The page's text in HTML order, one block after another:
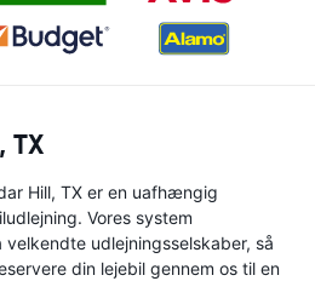
TX
Hill, TX er en uafhængig
Vores system
udlejningsselskaber, så
din lejebil gennem os til en